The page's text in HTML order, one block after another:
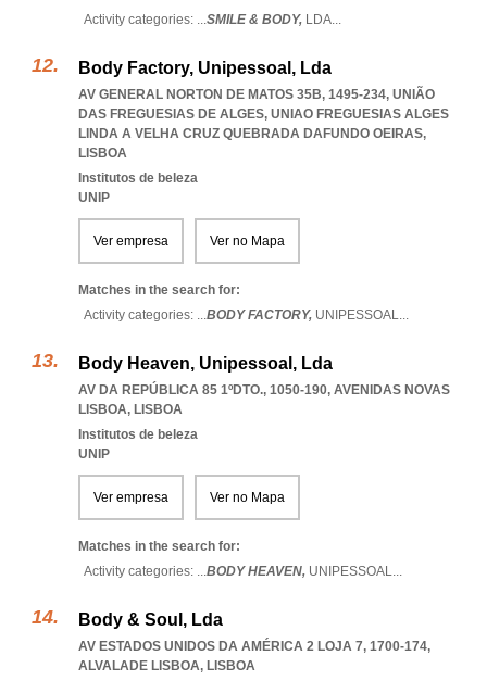
Activity categories: ...SMILE & BODY, LDA...
Body Factory, Unipessoal, Lda
AV GENERAL NORTON DE MATOS 35B, 1495-234, UNIÃO
DAS FREGUESIAS DE ALGES, UNIAO FREGUESIAS ALGES
LINDA A VELHA CRUZ QUEBRADA DAFUNDO OEIRAS,
LISBOA
Institutos de beleza
UNIP
Ver empresa Ver no Mapa
Matches in the search for:
Activity categories: ...BODY FACTORY, UNIPESSOAL...
Body Heaven, Unipessoal, Lda
AV DA REPÚBLICA 85 1ºDTO., 1050-190, AVENIDAS NOVAS
LISBOA, LISBOA
Institutos de beleza
UNIP
Ver empresa Ver no Mapa
Matches in the search for:
Activity categories: ...BODY HEAVEN, UNIPESSOAL...
Body & Soul, Lda
AV ESTADOS UNIDOS DA AMÉRICA 2 LOJA 7, 1700-174,
ALVALADE LISBOA, LISBOA